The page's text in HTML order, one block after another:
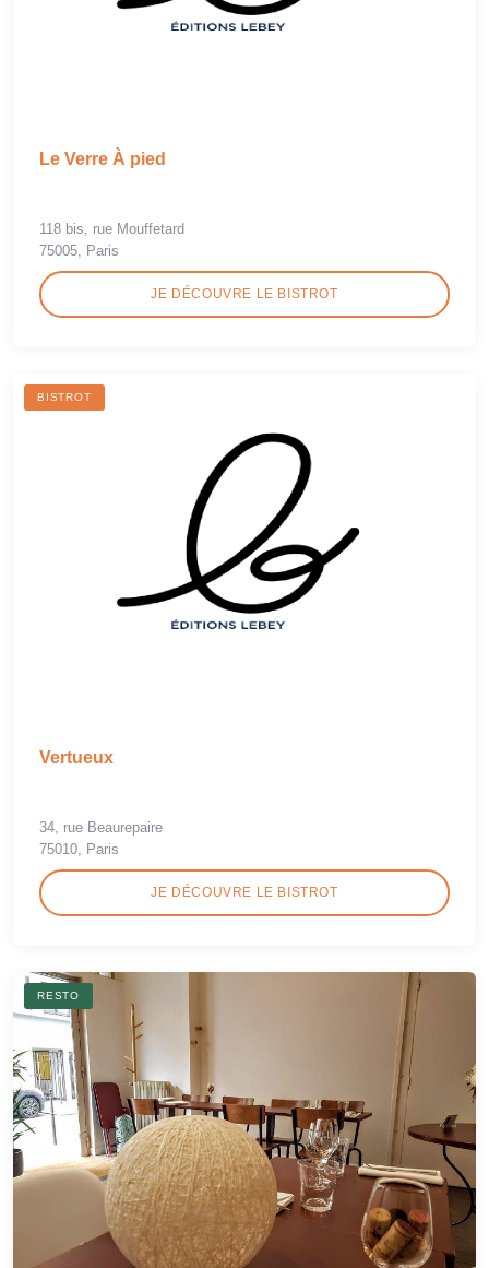
Le Verre À pied
118 bis, rue Mouffetard
75005, Paris
JE DÉCOUVRE LE BISTROT
BISTROT
Vertueux
34, rue Beaurepaire
75010, Paris
JE DÉCOUVRE LE BISTROT
RESTO